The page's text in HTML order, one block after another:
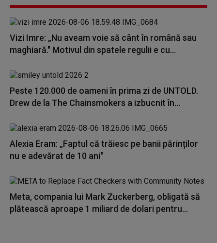
Vizi Imre: „Nu aveam voie să cânt în română sau
maghiară." Motivul din spatele regulii e cu...
Peste 120.000 de oameni în prima zi de UNTOLD.
Drew de la The Chainsmokers a izbucnit în...
Alexia Eram: „Faptul că trăiesc pe banii părinților
nu e adevărat de 10 ani"
Meta, compania lui Mark Zuckerberg, obligată să
plătească aproape 1 miliard de dolari pentru...